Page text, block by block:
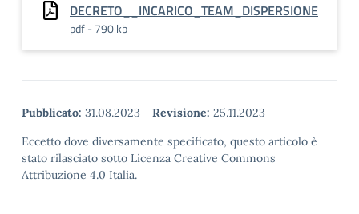
DECRETO__INCARICO_TEAM_DISPERSIONE
pdf - 790 kb
Pubblicato: 31.08.2023 - Revisione: 25.11.2023
Eccetto dove diversamente specificato, questo articolo è
stato rilasciato sotto Licenza Creative Commons
Attribuzione 4.0 Italia.